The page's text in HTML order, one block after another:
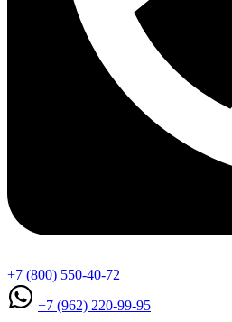
+7 (800) 550-40-72
+7 (962) 220-99-95